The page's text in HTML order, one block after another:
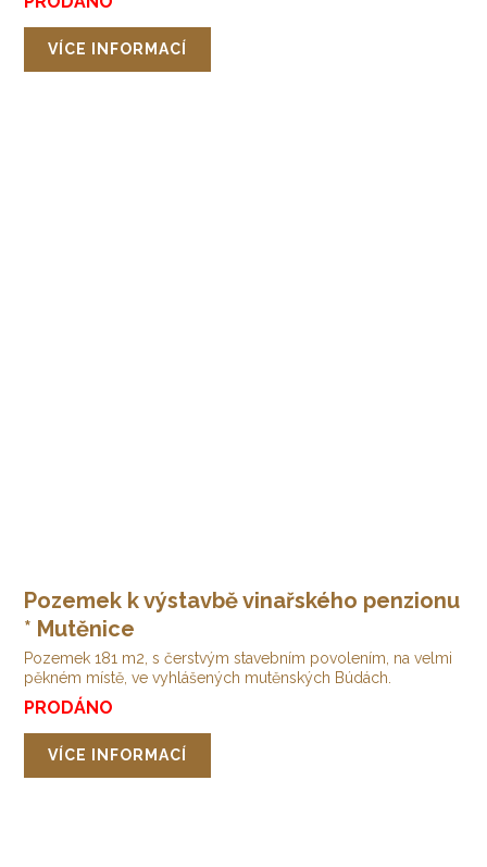
VÍCE INFORMACÍ
Pozemek k výstavbě vinařského penzionu
* Mutěnice
Pozemek 181 m2, s čerstvým stavebním povolením, na velmi
pěkném místě, ve vyhlášených mutěnských Búdách.
PRODÁNO
VÍCE INFORMACÍ